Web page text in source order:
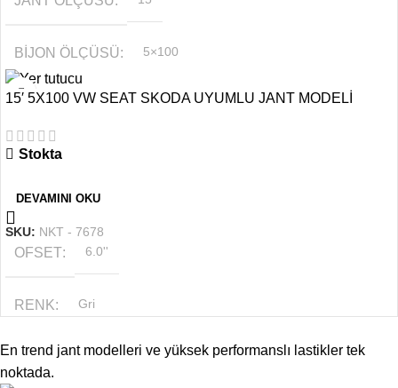
BIJON ÖLÇÜSÜ 5×100
RENK Gri
OFSET
15′ 5X100 VW SEAT SKODA UYUMLU JANT MODELİ
Stokta
DEVAMINI OKU
SKU: NKT - 7678
OFSET 6.0''
RENK Gri
UYUMLU MARKA Polo-Ibiza
En trend jant modelleri ve yüksek performanslı lastikler tek
noktada.